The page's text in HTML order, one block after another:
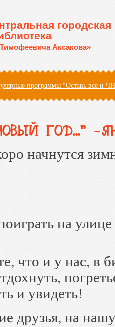
городская
Аксакова»
программы "Оставь все и
ГОД..." -
начнутся
на
что и у нас, в
и увидеть!
друзья, на нашу